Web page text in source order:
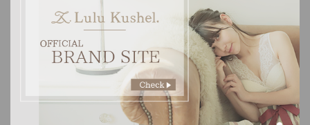
ダイエット
バストアップ（育乳）
ナイトブラの基礎知識